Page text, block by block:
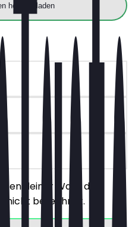
herunterladen
deiner Wahl, das
nicht berechnet.